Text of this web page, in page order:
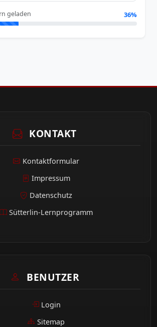
geladen 36%
KONTAKT
Kontaktformular
Impressum
Datenschutz
Sütterlin-Lernprogramm
BENUTZER
Login
Sitemap